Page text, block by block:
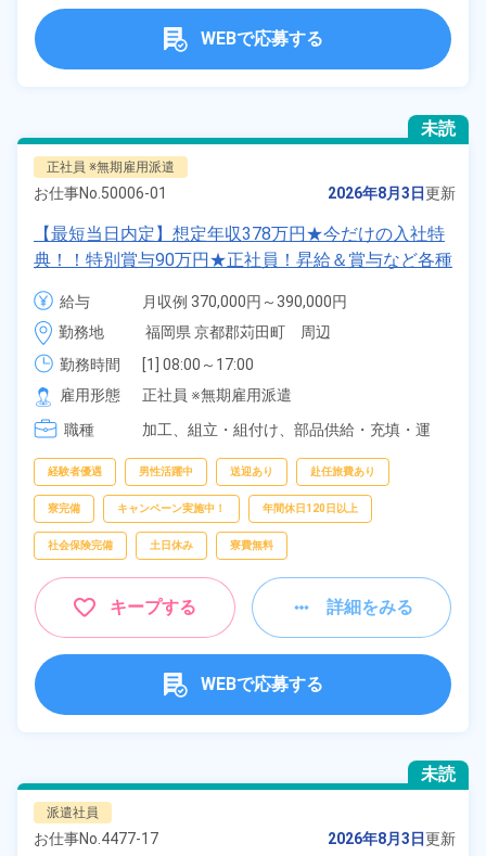
WEBで応募する
未読
正社員 ※無期雇用派遣
お仕事No. 50006-01 2026年8月3日更新
【最短当日内定】想定年収378万円★今だけの入社特
典！！特別賞与90万円★正社員！昇給＆賞与など各種
手当も充実！クルマの組立・加工業務！備品付き寮完
備★無料送迎あり♪生活支援物資事前対応可◎《福岡
県苅田町》
給与
月収例 370,000円～390,000円
給与 255,000円～255,000円
勤務地
福岡県 京都郡苅田町　周辺
勤務時間
[1] 08:00～17:00
[2] 20:00～05:00
[3] 16:30～01:30
雇用形態
正社員 ※無期雇用派遣
職種
加工、 組立・組付け、 部品供給・充填・運
経験者優遇 男性活躍中 送迎あり 赴任旅費あり
寮完備 キャンペーン実施中！ 年間休日120日以上
社会保険完備 土日休み 寮費無料
キープする 詳細をみる
WEBで応募する
未読
派遣社員
お仕事No. 4477-17 2026年8月3日更新